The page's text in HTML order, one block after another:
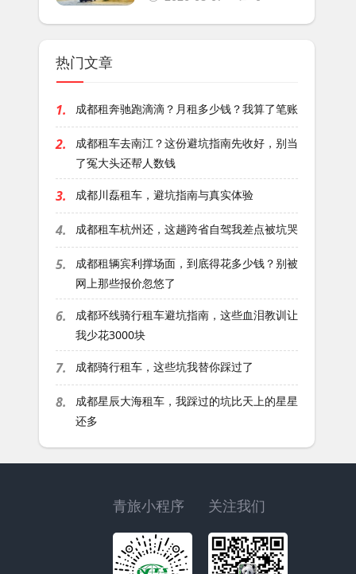
热门文章
1. 成都租奔驰跑滴滴？月租多少钱？我算了笔账
2.
成都租车去南江？这份避坑指南先收好，别当
了冤大头还帮人数钱
3. 成都川磊租车，避坑指南与真实体验
4. 成都租车杭州还，这趟跨省自驾我差点被坑哭
5.
成都租辆宾利撑场面，到底得花多少钱？别被
网上那些报价忽悠了
6.
成都环线骑行租车避坑指南，这些血泪教训让
我少花3000块
7. 成都骑行租车，这些坑我替你踩过了
8.
成都星辰大海租车，我踩过的坑比天上的星星
还多
关注我们
青旅小程序